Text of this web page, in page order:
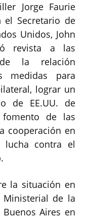
Jorge Faurie
Secretario de
Unidos, John
revista a las
la relación
medidas para
lograr un
de EE.UU. de
de las
cooperación en
contra el
la situación en
Ministerial de la
Aires en